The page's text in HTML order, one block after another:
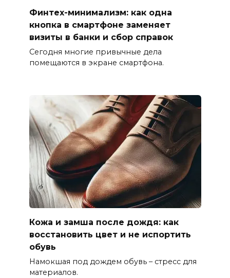
Финтех-минимализм: как одна
кнопка в смартфоне заменяет
визиты в банки и сбор справок
Сегодня многие привычные дела
помещаются в экране смартфона.
Кожа и замша после дождя: как
восстановить цвет и не испортить
обувь
Намокшая под дождем обувь – стресс для
материалов.